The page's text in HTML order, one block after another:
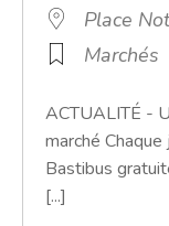
Place
Marchés
ACTUALITÉ -
marché
Bastibus
[...]